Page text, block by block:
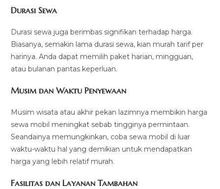
Durasi Sewa
Durasi sewa juga berimbas signifikan terhadap harga.
Biasanya, semakin lama durasi sewa, kian murah tarif per
harinya. Anda dapat memilih paket harian, mingguan,
atau bulanan pantas keperluan.
Musim dan Waktu Penyewaan
Musim wisata atau akhir pekan lazimnya membikin harga
sewa mobil meningkat sebab tingginya permintaan.
Seandainya memungkinkan, coba sewa mobil di luar
waktu-waktu hal yang demikian untuk mendapatkan
harga yang lebih relatif murah.
Fasilitas dan Layanan Tambahan